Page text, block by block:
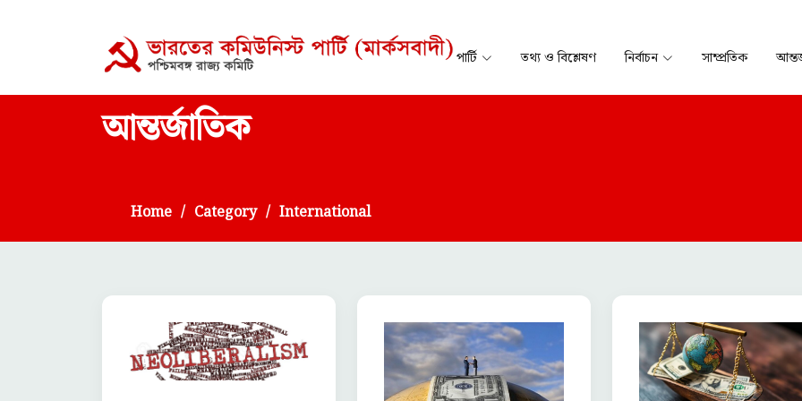
পার্টি তথ্য ও বিশ্লেষণ নির্বাচন সাম্প্রতিক
আন্তর্জাতিক
Home Category International